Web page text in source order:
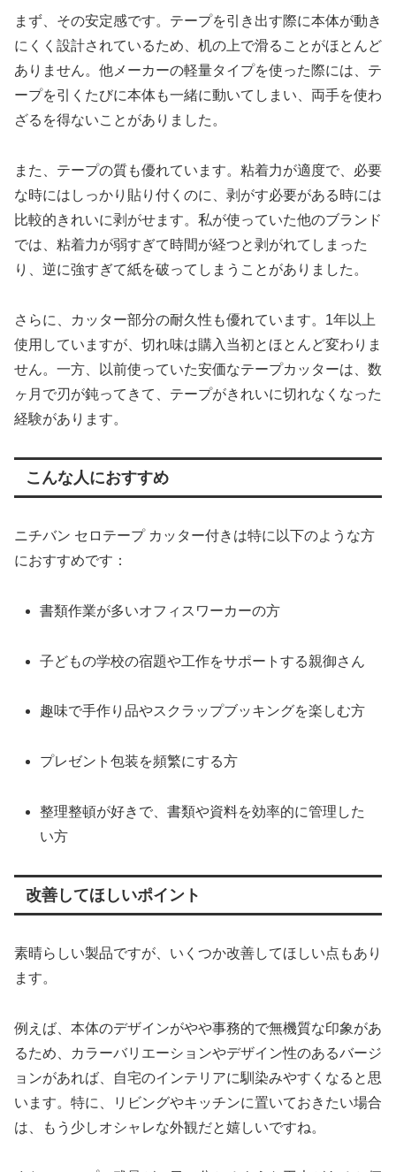
まず、その安定感です。テープを引き出す際に本体が動き
にくく設計されているため、机の上で滑ることがほとんど
ありません。他メーカーの軽量タイプを使った際には、テ
ープを引くたびに本体も一緒に動いてしまい、両手を使わ
ざるを得ないことがありました。
また、テープの質も優れています。粘着力が適度で、必要
な時にはしっかり貼り付くのに、剥がす必要がある時には
比較的きれいに剥がせます。私が使っていた他のブランド
では、粘着力が弱すぎて時間が経つと剥がれてしまった
り、逆に強すぎて紙を破ってしまうことがありました。
さらに、カッター部分の耐久性も優れています。1年以上
使用していますが、切れ味は購入当初とほとんど変わりま
せん。一方、以前使っていた安価なテープカッターは、数
ヶ月で刃が鈍ってきて、テープがきれいに切れなくなった
経験があります。
こんな人におすすめ
ニチバン セロテープ カッター付きは特に以下のような方
におすすめです：
書類作業が多いオフィスワーカーの方
子どもの学校の宿題や工作をサポートする親御さん
趣味で手作り品やスクラップブッキングを楽しむ方
プレゼント包装を頻繁にする方
整理整頓が好きで、書類や資料を効率的に管理した
い方
改善してほしいポイント
素晴らしい製品ですが、いくつか改善してほしい点もあり
ます。
例えば、本体のデザインがやや事務的で無機質な印象があ
るため、カラーバリエーションやデザイン性のあるバージ
ョンがあれば、自宅のインテリアに馴染みやすくなると思
います。特に、リビングやキッチンに置いておきたい場合
は、もう少しオシャレな外観だと嬉しいですね。